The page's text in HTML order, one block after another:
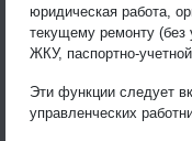
юридическая работа,
текущему ремонту (без
ЖКУ, паспортно-
Эти функции следует
управленческих